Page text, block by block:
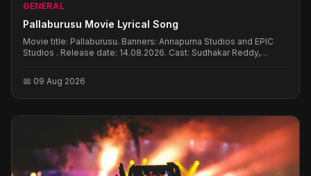
GENERAL
Pallaburusu Movie Lyrical Song
Movie title: Pallaburusu. Banners: Annapurna Studios and EPIC
Studios . Release date: 14.08.2026. Cast: Sudhakar Reddy,
📅 09 Aug 2026